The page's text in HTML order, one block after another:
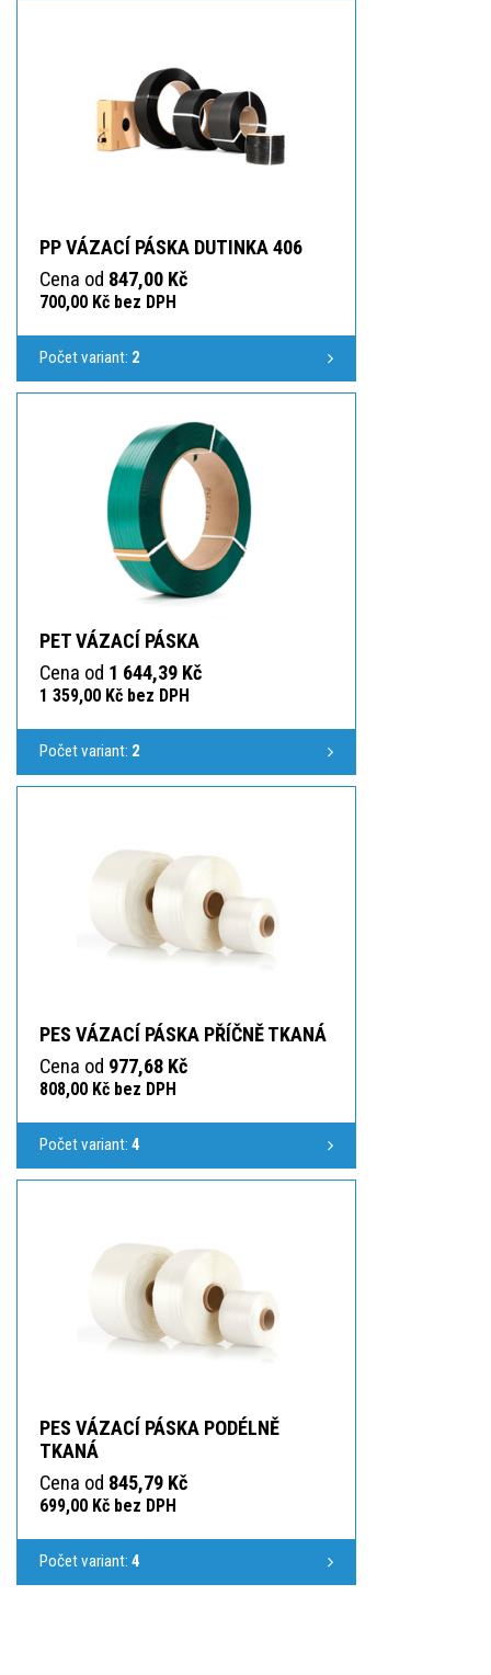
PP VÁZACÍ PÁSKA DUTINKA 406
Cena od 847,00 Kč
700,00 Kč bez DPH
Počet variant: 2
PET VÁZACÍ PÁSKA
Cena od 1 644,39 Kč
1 359,00 Kč bez DPH
Počet variant: 2
PES VÁZACÍ PÁSKA PŘÍČNĚ TKANÁ
Cena od 977,68 Kč
808,00 Kč bez DPH
Počet variant: 4
PES VÁZACÍ PÁSKA PODÉLNĚ
TKANÁ
Cena od 845,79 Kč
699,00 Kč bez DPH
Počet variant: 4